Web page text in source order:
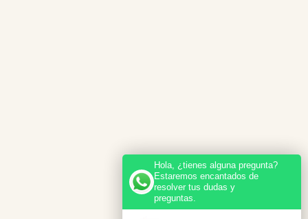
Hola, ¿tienes alguna pregunta?
Estaremos encantados de
resolver tus dudas y
preguntas.